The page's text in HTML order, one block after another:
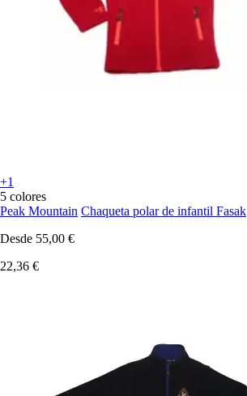
+1
5 colores
Peak Mountain Chaqueta polar de infantil Fasak
Desde 55,00 €
22,36 €